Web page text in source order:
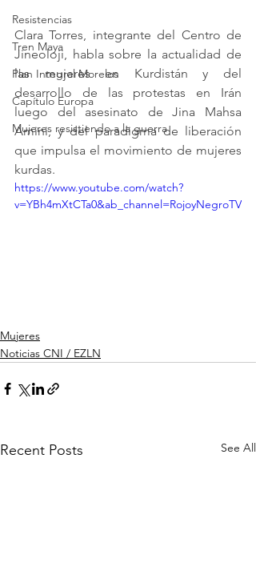
Resistencias
Tren Maya
Plan Integral Morelos
Capítulo Europa
Mujeres resistiendo a la guerra
Clara Torres, integrante del Centro de
Jineoloji, habla sobre la actualidad de
las mujeres en Kurdistán y del
desarrollo de las protestas en Irán
luego del asesinato de Jina Mahsa
Amini, y del paradigma de liberación
que impulsa el movimiento de mujeres
kurdas.
https://www.youtube.com/watch?
v=YBh4mXtCTa0&ab_channel=RojoyNegroTV
Mujeres
Noticias CNI / EZLN
Recent Posts See All